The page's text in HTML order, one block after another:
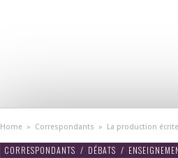
Home » Correspondants » La production
CORRESPONDANTS / DÉBATS /